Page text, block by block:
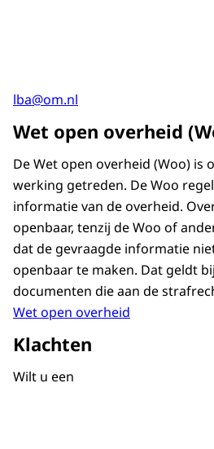
lba@om.nl
Wet open overheid
De Wet open overheid (Woo) is
werking getreden. De Woo
informatie van de overheid.
openbaar, tenzij de Woo of
dat de gevraagde informatie
openbaar te maken. Dat geldt
documenten die aan de
Wet open overheid
Klachten
Wilt u een